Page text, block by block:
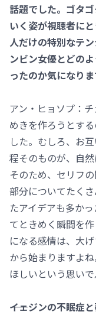
話題でした。ゴタ
いく姿が視聴者に
人だけの特別なテ
ンビン女優とどの
ったのか気になりま
アン・ヒョソプ：
めきを作ろうとす
した。むしろ、お
程そのものが、自
そのため、セリフ
部分についてたく
たアイデアも多か
てときめく瞬間を
になる感情は、大
から始まりますよ
ほしいという思いで
――イェジンの不眠